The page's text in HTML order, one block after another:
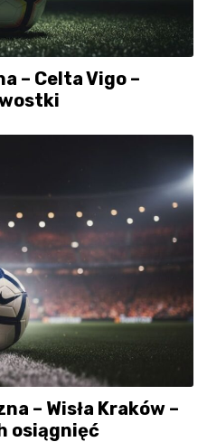
– Celta Vigo –
– Wisła Kraków –
osiągnięć